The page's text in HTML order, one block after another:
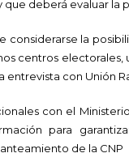
deberá evaluar la
la
centros electorales,
entrevista con Unión
con el
para
de la CNP